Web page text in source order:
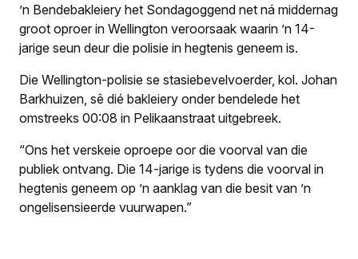
’n Bendebakleiery het Sondagoggend net ná middernag
groot oproer in Wellington veroorsaak waarin ’n 14-
jarige seun deur die polisie in hegtenis geneem is.
Die Wellington-polisie se stasiebevelvoerder, kol. Johan
Barkhuizen, sê dié bakleiery onder bendelede het
omstreeks 00:08 in Pelikaanstraat uitgebreek.
“Ons het verskeie oproepe oor die voorval van die
publiek ontvang. Die 14-jarige is tydens die voorval in
hegtenis geneem op ’n aanklag van die besit van ’n
ongelisensieerde vuurwapen.”